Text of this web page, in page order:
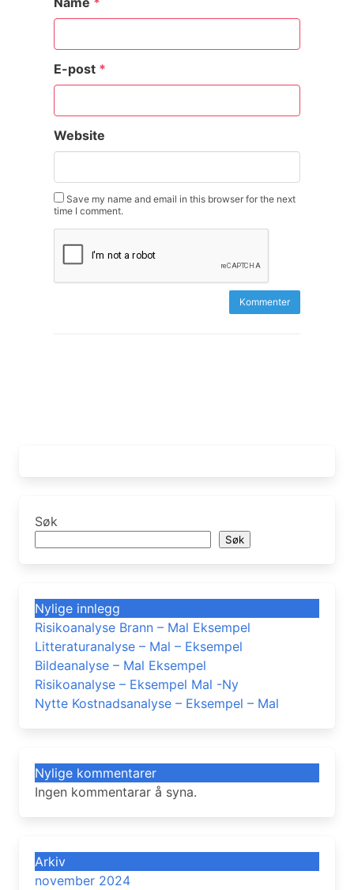
E-post *
Website
Save my name and email in this browser for the next
time I comment.
Søk
Søk
Nylige innlegg
Risikoanalyse Brann – Mal Eksempel
Litteraturanalyse – Mal – Eksempel
Bildeanalyse – Mal Eksempel
Risikoanalyse – Eksempel Mal -Ny
Nytte Kostnadsanalyse – Eksempel – Mal
Nylige kommentarer
Ingen kommentarar å syna.
Arkiv
november 2024